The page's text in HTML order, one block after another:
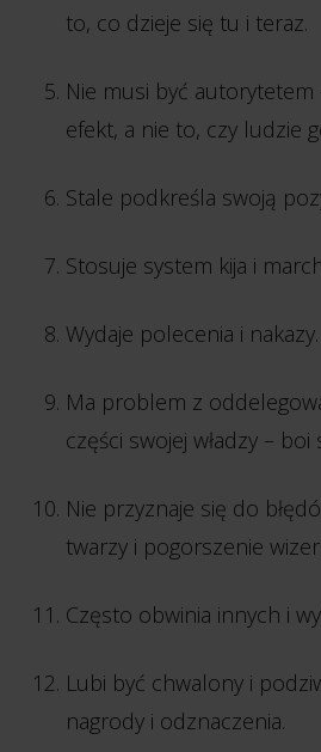
to, co dzieje się tu i teraz.
Nie musi być autorytetem
efekt, a nie to, czy ludzie
Stale podkreśla swoją
Stosuje system kija i
Wydaje polecenia i nakazy.
Ma problem z
części swojej władzy – boi
Nie przyznaje się do
twarzy i pogorszenie
Często obwinia innych i
Lubi być chwalony i
nagrody i odznaczenia.